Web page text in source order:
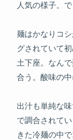
人気の様子。で
麺はかなりコ
グされていて
土下座。なん
合う。酸味の
出汁も単純な
で調合されて
きた冷麺の中